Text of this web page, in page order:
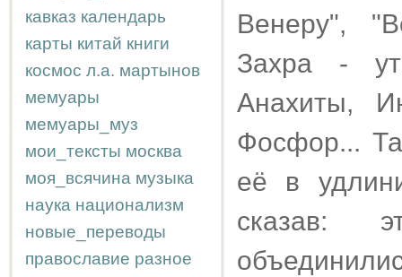
кавказ календарь
карты китай книги
космос л.а. мартынов
мемуары
мемуары_муз
мои_тексты москва
моя_всячина музыка
наука национализм
новые_переводы
православие разное
Венеру",
Захра -
Анахиты,
Фосфор...
её в
сказав: